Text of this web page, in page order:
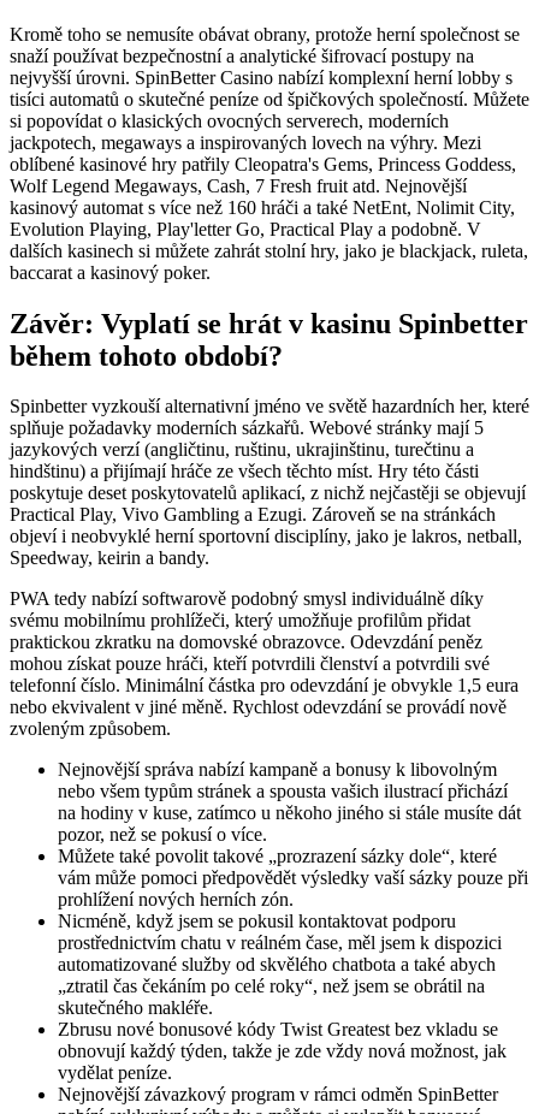
Kromě toho se nemusíte obávat obrany, protože herní společnost se
snaží používat bezpečnostní a analytické šifrovací postupy na
nejvyšší úrovni. SpinBetter Casino nabízí komplexní herní lobby s
tisíci automatů o skutečné peníze od špičkových společností. Můžete
si popovídat o klasických ovocných serverech, moderních
jackpotech, megaways a inspirovaných lovech na výhry. Mezi
oblíbené kasinové hry patřily Cleopatra's Gems, Princess Goddess,
Wolf Legend Megaways, Cash, 7 Fresh fruit atd. Nejnovější
kasinový automat s více než 160 hráči a také NetEnt, Nolimit City,
Evolution Playing, Play'letter Go, Practical Play a podobně. V
dalších kasinech si můžete zahrát stolní hry, jako je blackjack, ruleta,
baccarat a kasinový poker.
Závěr: Vyplatí se hrát v kasinu Spinbetter
během tohoto období?
Spinbetter vyzkouší alternativní jméno ve světě hazardních her, které
splňuje požadavky moderních sázkařů. Webové stránky mají 5
jazykových verzí (angličtinu, ruštinu, ukrajinštinu, turečtinu a
hindštinu) a přijímají hráče ze všech těchto míst. Hry této části
poskytuje deset poskytovatelů aplikací, z nichž nejčastěji se objevují
Practical Play, Vivo Gambling a Ezugi. Zároveň se na stránkách
objeví i neobvyklé herní sportovní disciplíny, jako je lakros, netball,
Speedway, keirin a bandy.
PWA tedy nabízí softwarově podobný smysl individuálně díky
svému mobilnímu prohlížeči, který umožňuje profilům přidat
praktickou zkratku na domovské obrazovce. Odevzdání peněz
mohou získat pouze hráči, kteří potvrdili členství a potvrdili své
telefonní číslo. Minimální částka pro odevzdání je obvykle 1,5 eura
nebo ekvivalent v jiné měně. Rychlost odevzdání se provádí nově
zvoleným způsobem.
Nejnovější správa nabízí kampaně a bonusy k libovolným
nebo všem typům stránek a spousta vašich ilustrací přichází
na hodiny v kuse, zatímco u někoho jiného si stále musíte dát
pozor, než se pokusí o více.
Můžete také povolit takové „prozrazení sázky dole“, které
vám může pomoci předpovědět výsledky vaší sázky pouze při
prohlížení nových herních zón.
Nicméně, když jsem se pokusil kontaktovat podporu
prostřednictvím chatu v reálném čase, měl jsem k dispozici
automatizované služby od skvělého chatbota a také abych
„ztratil čas čekáním po celé roky“, než jsem se obrátil na
skutečného makléře.
Zbrusu nové bonusové kódy Twist Greatest bez vkladu se
obnovují každý týden, takže je zde vždy nová možnost, jak
vydělat peníze.
Nejnovější závazkový program v rámci odměn SpinBetter